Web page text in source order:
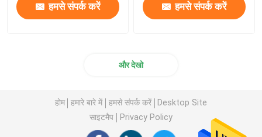
हमसे संपर्क करें हमसे संपर्क करें
और देखो
होम हमारे बारे में हमसे संपर्क करें
Desktop Site
साइटमैप
Privacy Policy